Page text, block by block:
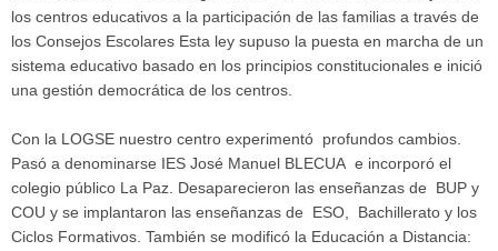
los centros educativos a la participación de las familias a través de
los Consejos Escolares Esta ley supuso la puesta en marcha de un
sistema educativo basado en los principios constitucionales e inició
una gestión democrática de los centros.
Con la LOGSE nuestro centro experimentó profundos cambios.
Pasó a denominarse IES José Manuel BLECUA e incorporó el
colegio público La Paz. Desaparecieron las enseñanzas de BUP y
COU y se implantaron las enseñanzas de ESO, Bachillerato y los
Ciclos Formativos. También se modificó la Educación a Distancia: